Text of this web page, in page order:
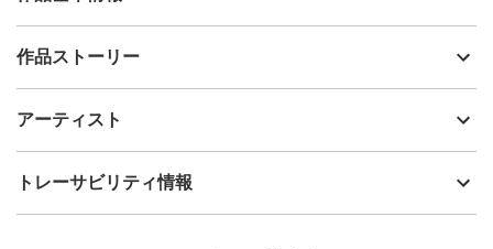
出品者
制作年
技法
クレヨン・鉛筆・ペン
作品ストーリー
アーティスト
名倉聡美
フォローする
トレーサビリティ情報